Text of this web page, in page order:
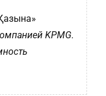
KPMG.